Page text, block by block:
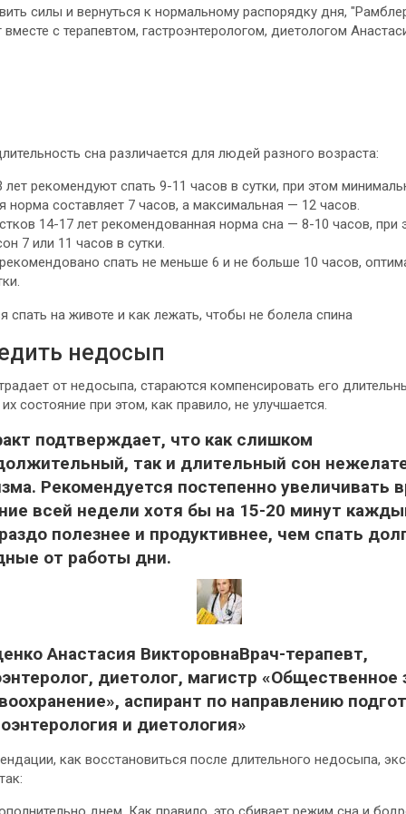
силы и вернуться к нормальному распорядку дня,
с терапевтом, гастроэнтерологом, диетологом
сна различается для людей разного возраста:
рекомендуют спать 9-11 часов в сутки, при этом
норма составляет 7 часов, а максимальная — 12 часов.
14-17 лет рекомендованная норма сна — 8-10 часов, при
7 или 11 часов в сутки.
спать не меньше 6 и не больше 10 часов,
спать на животе и как лежать, чтобы не болела спина
недосып
от недосыпа, стараются компенсировать его
состояние при этом, как правило, не улучшается.
подтверждает, что как слишком
так и длительный сон
Рекомендуется постепенно увеличивать
всей недели хотя бы на 15-20 минут
полезнее и продуктивнее, чем спать
от работы дни.
Анастасия ВикторовнаВрач-терапевт,
диетолог, магистр «Общественное
аспирант по направлению
и диетология»
как восстановиться после длительного недосыпа,